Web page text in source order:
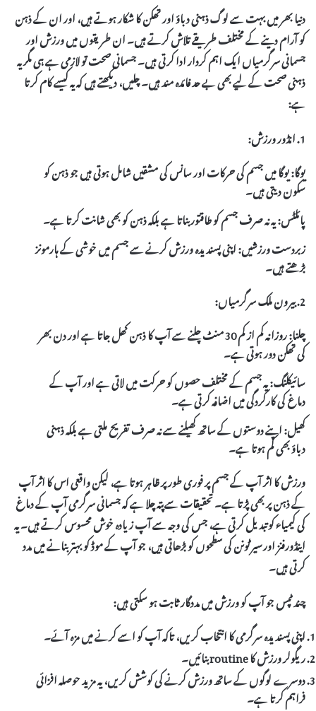
دنیا بھر میں بہت سے لوگ ذہنی دباؤ اور تھکن کا شکار ہوتے ہیں، اور ان کے ذہن
کو آرام دینے کے مختلف طریقے تلاش کرتے ہیں۔ ان طریقوں میںورزشاور
جسمانی سرگرمیاںایک اہم کردار ادا کرتی ہیں۔ جسمانی صحت تو لازمی ہے ہی مگر یہ
ذہنی صحت کے لیے بھی بے حد فائدہ مند ہیں۔ چلیں، دیکھتے ہیں کہ یہ کیسے کام کرتا
ہے:
1. انڈور ورزش:
یوگا: یوگا میں جسم کی حرکات اور سانس کی مشقیں شامل ہوتی ہیں جو ذہن کو
سکون دیتی ہیں۔
پائلٹس: یہ نہ صرف جسم کو طاقتور بناتا ہے بلکہ ذہن کو بھی شانت کرتا ہے۔
زبردست ورزشیں: اپنی پسندیدہورزشکرنے سے جسم میں خوشی کے ہارمونز
بڑھتے ہیں۔
2. بیرون ملک سرگرمیاں:
چلنا: روزانہ کم از کم 30 منٹ چلنے سے آپ کا ذہن کھل جاتا ہے اور دن بھر
کی تھکن دور ہوتی ہے۔
سائیکلنگ: یہ جسم کے مختلف حصوں کو حرکت میں لاتی ہے اور آپ کے
دماغ کی کارکردگی میں اضافہ کرتی ہے۔
کھیل: اپنے دوستوں کے ساتھ کھیلنے سے نہ صرف تفریح ملتی ہے بلکہ ذہنی
دباؤ بھی کم ہوتا ہے۔
ورزش کا اثر آپ کے جسم پر فوری طور پر ظاہر ہوتا ہے، لیکن واقعی اس کا اثر آپ
کے ذہن پر بھی پڑتا ہے۔تحقیقات سے پتہ چلا ہے کہ جسمانی سرگرمی آپ کے دماغ
کی کیمیاء کو تبدیل کرتی ہے، جس کی وجہ سے آپ زیادہ خوش محسوس کرتے ہیں۔ یہ
اینڈورفنز اور سیرٹونن کی سطحوں کو بڑھاتی ہیں، جو آپ کے موڈ کو بہتر بنانے میں مدد
کرتی ہیں۔
چند ٹپس جو آپ کو ورزش میں مددگار ثابت ہو سکتی ہیں:
اپنی پسندیدہ سرگرمی کا انتخاب کریں، تاکہ آپ کو اسے کرنے میں مزہ آئے۔
ریگولر ورزش کا routine بنائیں۔
دوسرے لوگوں کے ساتھ ورزش کرنے کی کوشش کریں، یہ مزید حوصلہ افزائی
فراہم کرتا ہے۔